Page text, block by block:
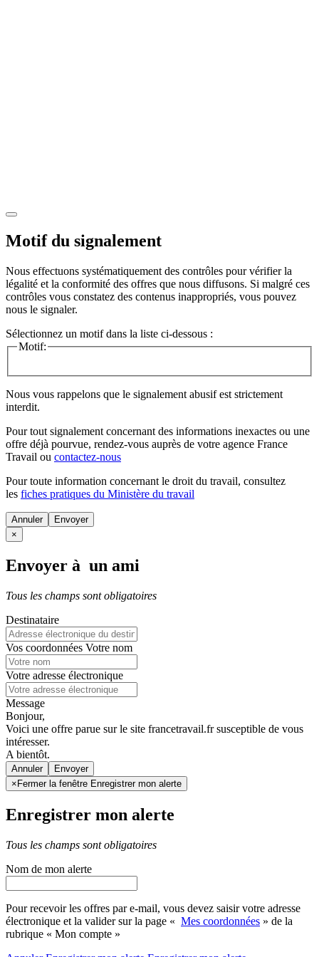
Motif du signalement
Nous effectuons systématiquement des contrôles pour vérifier la
légalité et la conformité des offres que nous diffusons. Si malgré ces
contrôles vous constatez des contenus inappropriés, vous pouvez
nous le signaler.
Sélectionnez un motif dans la liste ci-dessous :
Motif:
Nous vous rappelons que le signalement abusif est strictement
interdit.
Pour tout signalement concernant des informations inexactes ou une
offre déjà pourvue, rendez-vous auprès de votre agence France
Travail ou contactez-nous
Pour toute information concernant le droit du travail, consultez
les fiches pratiques du Ministère du travail
Annuler
×
Envoyer à un ami
Tous les champs sont obligatoires
Destinataire
Vos coordonnées Votre nom
Votre adresse électronique
Message
Bonjour,
Voici une offre parue sur le site francetravail.fr susceptible de vous
intéresser.
A bientôt.
Annuler
× Fermer la fenêtre Enregistrer mon alerte
Enregistrer mon alerte
Tous les champs sont obligatoires
Nom de mon alerte
Pour recevoir les offres par e-mail, vous devez saisir votre adresse
électronique et la valider sur la page « Mes coordonnées » de la
rubrique « Mon compte »